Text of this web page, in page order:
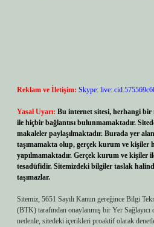
Reklam ve İletişim: Skype:
Yasal Uyarı: Bu internet sitesi, herhangi
ile hiçbir bağlantısı bulunmamaktadır.
makaleler paylaşılmaktadır. Burada yer
taşımamakta olup, gerçek kurum ve kişiler
yapılmamaktadır. Gerçek kurum ve kişiler
tesadüfidir. Sitemizdeki bilgiler taslak
taşımazlar.
Sitemiz, 5651 Sayılı Kanun gereğince Bilgi
(BTK) tarafından onaylanmış bir Yer
nedenle, sitedeki içerikleri proaktif olarak